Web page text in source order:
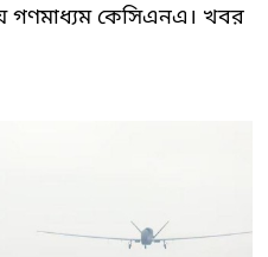
গণমাধ্যম কেসিএনএ। খবর